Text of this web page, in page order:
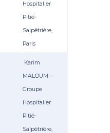
Hospitalier
Pitié-
Salpêtrière,
Paris
Karim
MALOUM –
Groupe
Hospitalier
Pitié-
Salpêtrière,